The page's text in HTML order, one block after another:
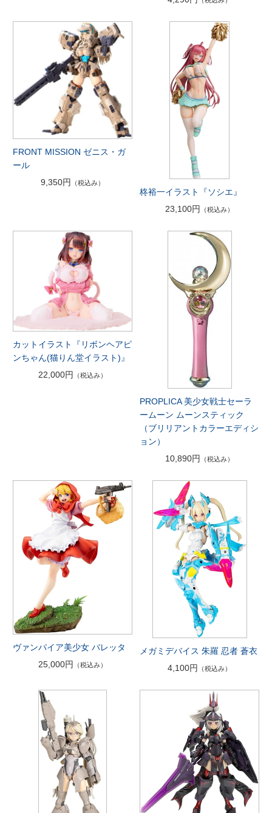
FRONT MISSION ゼニス・ガ
ール
9,350円
（税込み）
柊裕一イラスト『ソシエ』
23,100円
（税込み）
カットイラスト『リボンヘアピ
ンちゃん(猫りん堂イラスト)』
22,000円
（税込み）
PROPLICA 美少女戦士セーラ
ームーン ムーンスティック
（ブリリアントカラーエディシ
ョン）
10,890円
（税込み）
ヴァンパイア美少女 バレッタ
25,000円
（税込み）
メガミデバイス 朱羅 忍者 蒼衣
4,100円
（税込み）